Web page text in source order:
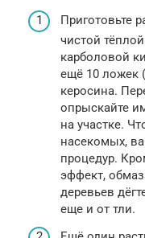
Приготовьте
чистой
карболовой
ещё 10 ложек
керосина.
опрыскайте
на участке.
насекомых,
процедур.
эффект,
деревьев
еще и от тли.